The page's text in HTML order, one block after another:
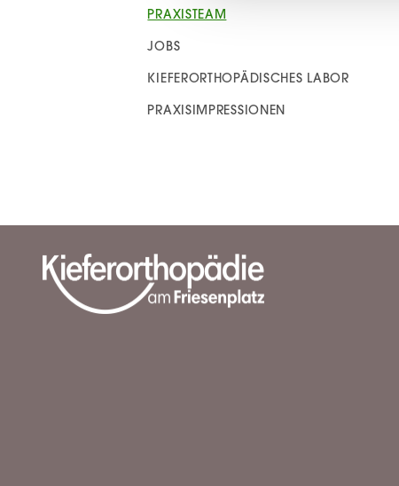
PRAXISTEAM
JOBS
KIEFERORTHOPÄDISCHES LABOR
PRAXISIMPRESSIONEN